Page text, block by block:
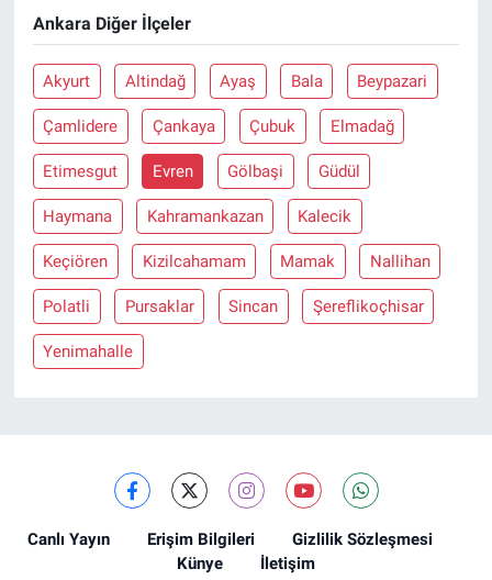
Ankara Diğer İlçeler
Akyurt Altindağ Ayaş Bala Beypazari
Çamlidere Çankaya Çubuk Elmadağ
Etimesgut Evren Gölbaşi Güdül
Haymana Kahramankazan Kalecik
Keçiören Kizilcahamam Mamak Nallihan
Polatli Pursaklar Sincan Şereflikoçhisar
Yenimahalle
Canlı Yayın Erişim Bilgileri
Gizlilik Sözleşmesi
Künye
İletişim